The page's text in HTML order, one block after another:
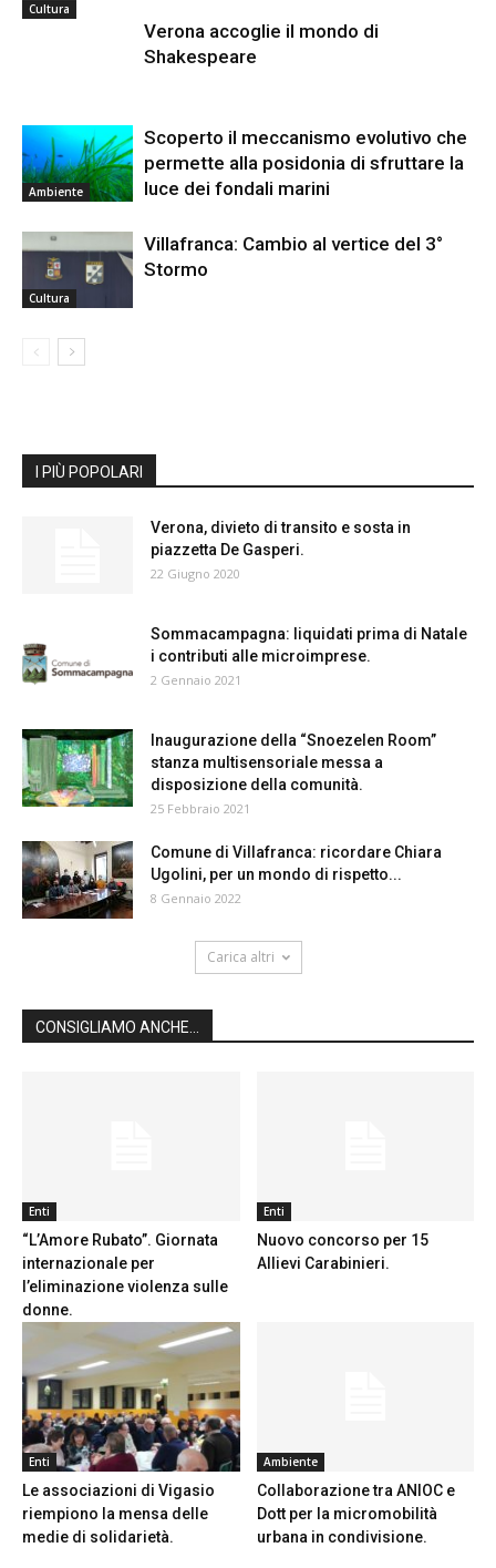
Cultura
Verona accoglie il mondo di
Shakespeare
Ambiente
Scoperto il meccanismo evolutivo che
permette alla posidonia di sfruttare la
luce dei fondali marini
Cultura
Villafranca: Cambio al vertice del 3°
Stormo
I PIÙ POPOLARI
Verona, divieto di transito e sosta in
piazzetta De Gasperi.
22 Giugno 2020
Sommacampagna: liquidati prima di Natale
i contributi alle microimprese.
2 Gennaio 2021
Inaugurazione della “Snoezelen Room”
stanza multisensoriale messa a
disposizione della comunità.
25 Febbraio 2021
Comune di Villafranca: ricordare Chiara
Ugolini, per un mondo di rispetto...
8 Gennaio 2022
Carica altri
CONSIGLIAMO ANCHE...
Enti
“L’Amore Rubato”. Giornata
internazionale per
l’eliminazione violenza sulle
donne.
Enti
Nuovo concorso per 15
Allievi Carabinieri.
Enti
Le associazioni di Vigasio
riempiono la mensa delle
medie di solidarietà.
Ambiente
Collaborazione tra ANIOC e
Dott per la micromobilità
urbana in condivisione.